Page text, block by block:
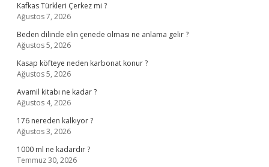
Kafkas Türkleri Çerkez mi ?
Ağustos 7, 2026
Beden dilinde elin çenede olması ne anlama gelir ?
Ağustos 5, 2026
Kasap köfteye neden karbonat konur ?
Ağustos 5, 2026
Avamil kitabı ne kadar ?
Ağustos 4, 2026
176 nereden kalkıyor ?
Ağustos 3, 2026
1000 ml ne kadardır ?
Temmuz 30, 2026